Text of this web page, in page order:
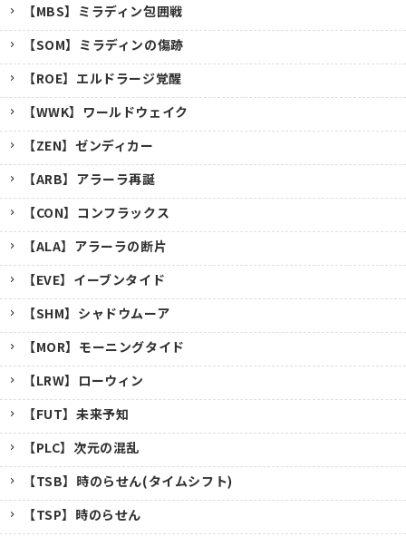
【MBS】ミラディン包囲戦
【SOM】ミラディンの傷跡
【ROE】エルドラージ覚醒
【WWK】ワールドウェイク
【ZEN】ゼンディカー
【ARB】アラーラ再誕
【CON】コンフラックス
【ALA】アラーラの断片
【EVE】イーブンタイド
【SHM】シャドウムーア
【MOR】モーニングタイド
【LRW】ローウィン
【FUT】未来予知
【PLC】次元の混乱
【TSB】時のらせん(タイムシフト)
【TSP】時のらせん